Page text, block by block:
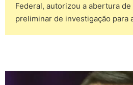
Federal, autorizou a abertura
preliminar de investigação para